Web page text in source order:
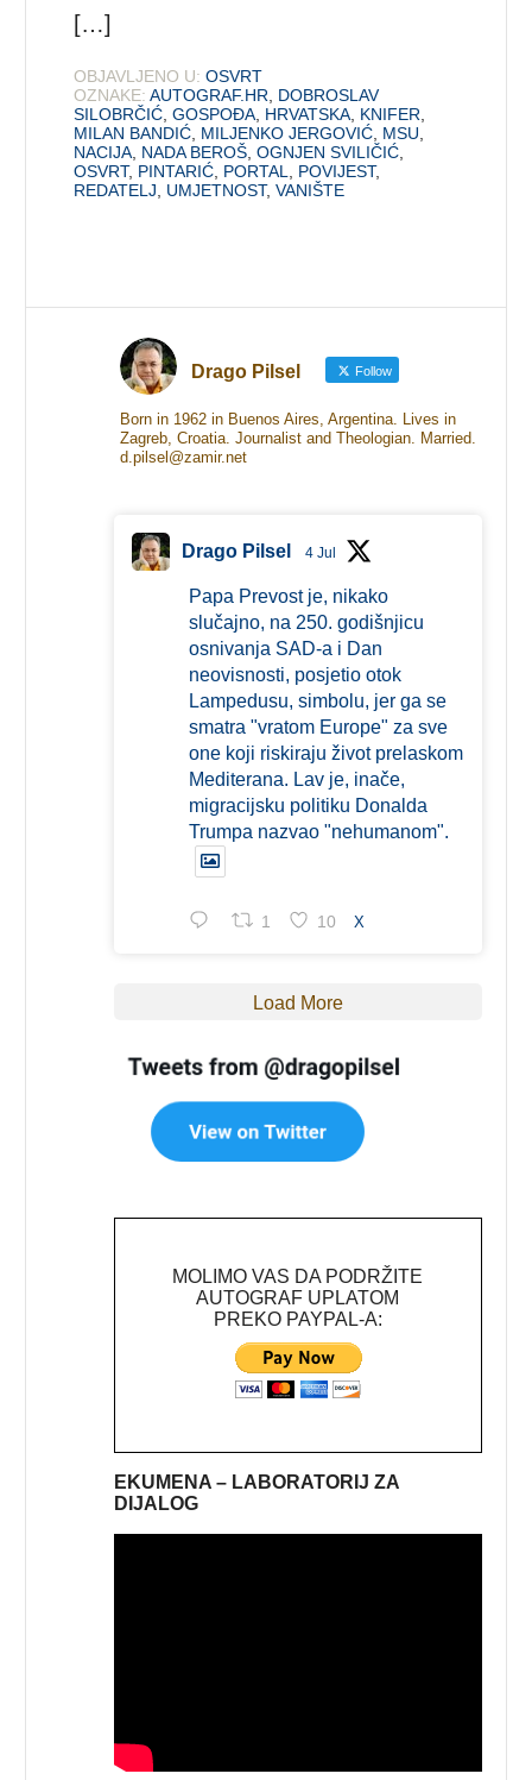
[…]
OBJAVLJENO U: OSVRT
OZNAKE: AUTOGRAF.HR
DOBROSLAV
SILOBRČIĆ ,GOSPOĐA HRVATSKA KNIFER
MILAN BANDIĆ MILJENKO JERGOVIĆ MSU
NACIJA NADA BEROŠ ,OGNJEN SVILIČIĆ
OSVRT, PINTARIĆ PORTAL POVIJEST,
REDATELJ
UMJETNOST,VANIŠTE
Drago Pilsel Follow
Born in 1962 in Buenos Aires, Argentina. Lives in
Zagreb, Croatia. Journalist and Theologian. Married.
d.pilsel@zamir.net
Drago Pilsel 4 Jul
Papa Prevost je, nikako
slučajno, na 250. godišnjicu
osnivanja SAD-a i Dan
neovisnosti, posjetio otok
Lampedusu, simbolu, jer ga se
smatra "vratom Europe" za sve
one koji riskiraju život prelaskom
Mediterana. Lav je, inače,
migracijsku politiku Donalda
Trumpa nazvao "nehumanom".
1 10 X
Load More
MOLIMO VAS DA PODRŽITE
AUTOGRAF UPLATOM
PREKO PAYPAL-A:
EKUMENA – LABORATORIJ ZA
DIJALOG